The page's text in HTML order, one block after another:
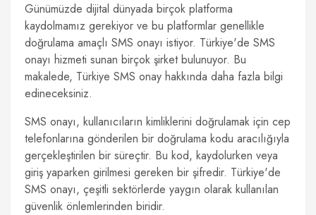
Günümüzde dijital dünyada birçok platforma
kaydolmamız gerekiyor ve bu platformlar genellikle
doğrulama amaçlı SMS onayı istiyor. Türkiye'de SMS
onayı hizmeti sunan birçok şirket bulunuyor. Bu
makalede, Türkiye SMS onay hakkında daha fazla bilgi
edineceksiniz.
SMS onayı, kullanıcıların kimliklerini doğrulamak için cep
telefonlarına gönderilen bir doğrulama kodu aracılığıyla
gerçekleştirilen bir süreçtir. Bu kod, kaydolurken veya
giriş yaparken girilmesi gereken bir şifredir. Türkiye'de
SMS onayı, çeşitli sektörlerde yaygın olarak kullanılan
güvenlik önlemlerinden biridir.